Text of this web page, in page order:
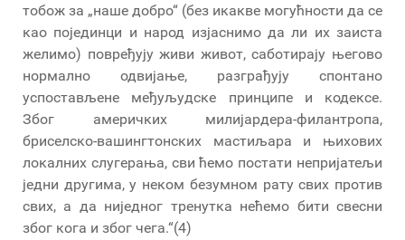
тобож за „наше добро“ (без икакве могућности да се
као појединци и народ изјаснимо да ли их заиста
желимо) повређују живи живот, саботирају његово
нормално одвијање, разграђују спонтано
успостављене међуљудске принципе и кодексе.
Због америчких милијардера-филантропа,
бриселско-вашингтонских мастиљара и њихових
локалних слугерања, сви ћемо постати непријатељи
једни другима, у неком безумном рату свих против
свих, а да ниједног тренутка нећемо бити свесни
због кога и због чега.“(4)